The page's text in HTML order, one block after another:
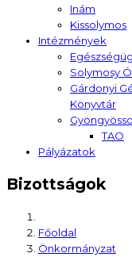
Inám
Kissolymos
Intézmények
Solymosy
Gárdonyi
Könyvtár
TAO
Pályázatok
Bizottságok
Főoldal
Önkormányzat